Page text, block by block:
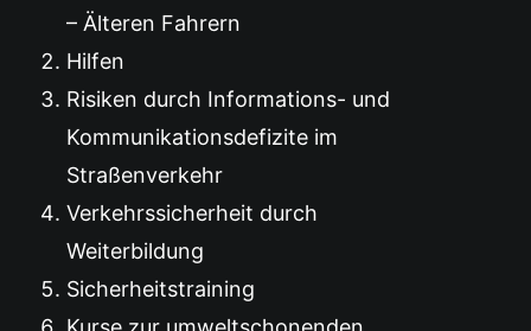
– Älteren Fahrern
Hilfen
Risiken durch Informations- und
Kommunikationsdefizite im
Straßenverkehr
Verkehrssicherheit durch
Weiterbildung
Sicherheitstraining